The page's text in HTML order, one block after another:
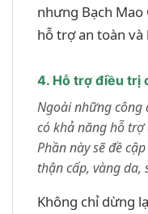
nhưng Bạch Mao
hỗ trợ an toàn và
4. Hỗ trợ điều trị
Ngoài những công
có khả năng hỗ
Phần này sẽ đề
thận cấp, vàng da,
Không chỉ dừng